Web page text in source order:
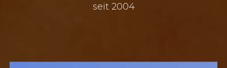
seit 2004